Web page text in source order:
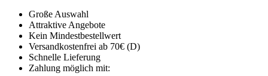
Große Auswahl
Attraktive Angebote
Kein Mindestbestellwert
Versandkostenfrei ab 70€ (D)
Schnelle Lieferung
Zahlung möglich mit: